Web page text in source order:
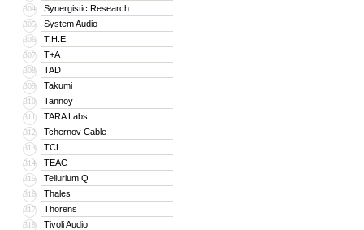
304 Synergistic Research
305 System Audio
306 T.H.E.
307 T+A
308 TAD
309 Takumi
310 Tannoy
311 TARA Labs
312 Tchernov Cable
313 TCL
314 TEAC
315 Tellurium Q
316 Thales
317 Thorens
318 Tivoli Audio